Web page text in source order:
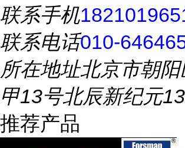
联系手机
联系电话010-
所在地址北京市朝
甲13号北辰新纪元
推荐产品